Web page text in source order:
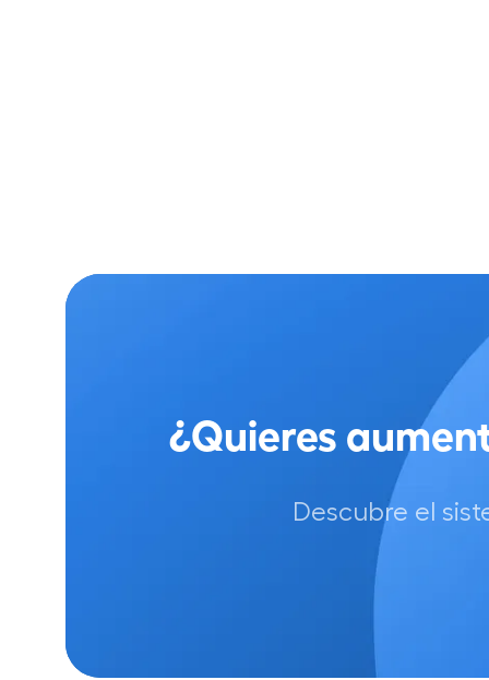
¿Quieres
Descubre el